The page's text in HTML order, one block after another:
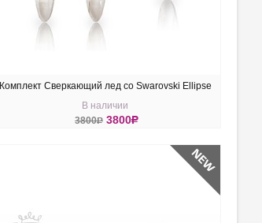
Комплект Сверкающий лед со Swarovski Ellipse
Crystal
В наличии
3800R 3800R